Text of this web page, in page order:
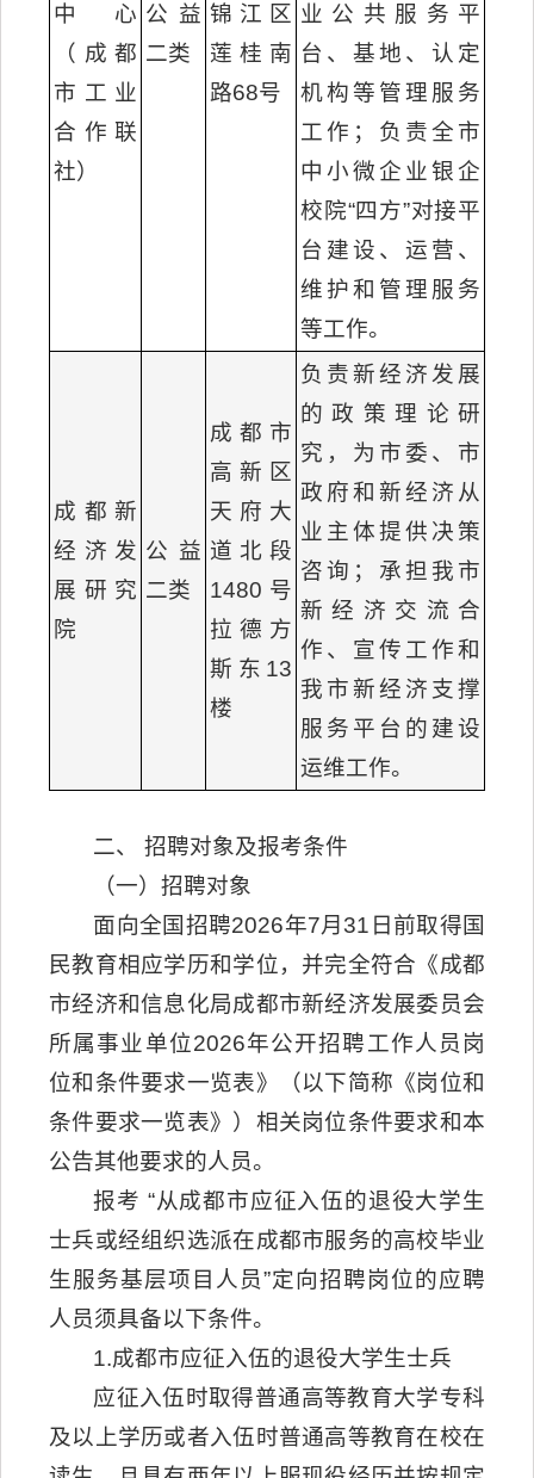
中心
（成都
市工业
合作联
社）
公益
二类
锦江区
莲桂南
路68号
业公共服务平
台、基地、认定
机构等管理服务
工作；负责全市
中小微企业银企
校院“四方”对接平
台建设、运营、
维护和管理服务
等工作。
成都新
经济发
展研究
院
公益
二类
成都市
高新区
天府大
道北段
1480号
拉德方
斯东13
楼
负责新经济发展
的政策理论研
究，为市委、市
政府和新经济从
业主体提供决策
咨询；承担我市
新经济交流合
作、宣传工作和
我市新经济支撑
服务平台的建设
运维工作。
二、 招聘对象及报考条件
（一）招聘对象
面向全国招聘2026年7月31日前取得国
民教育相应学历和学位，并完全符合《成都
市经济和信息化局成都市新经济发展委员会
所属事业单位2026年公开招聘工作人员岗
位和条件要求一览表》（以下简称《岗位和
条件要求一览表》）相关岗位条件要求和本
公告其他要求的人员。
报考 “从成都市应征入伍的退役大学生
士兵或经组织选派在成都市服务的高校毕业
生服务基层项目人员”定向招聘岗位的应聘
人员须具备以下条件。
1.成都市应征入伍的退役大学生士兵
应征入伍时取得普通高等教育大学专科
及以上学历或者入伍时普通高等教育在校在